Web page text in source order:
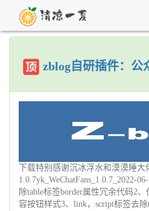
zblog自研插件：公
下载特别感谢沉冰浮水和漠漠睡
1.0.7yk_WeChatFans_1.0.7_2022-
除table标签border属性冗余代码2
容按钮样式3、link，script标签去除